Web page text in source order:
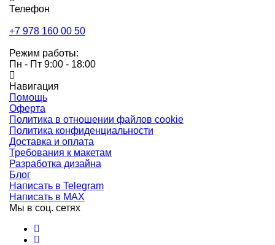
Телефон
+7 978 160 00 50
Режим работы:
Пн - Пт 9:00 - 18:00
Навигация
Помощь
Оферта
Политика в отношении файлов cookie
Политика конфиденциальности
Доставка и оплата
Требования к макетам
Разработка дизайна
Блог
Написать в Telegram
Написать в MAX
Мы в соц. сетях